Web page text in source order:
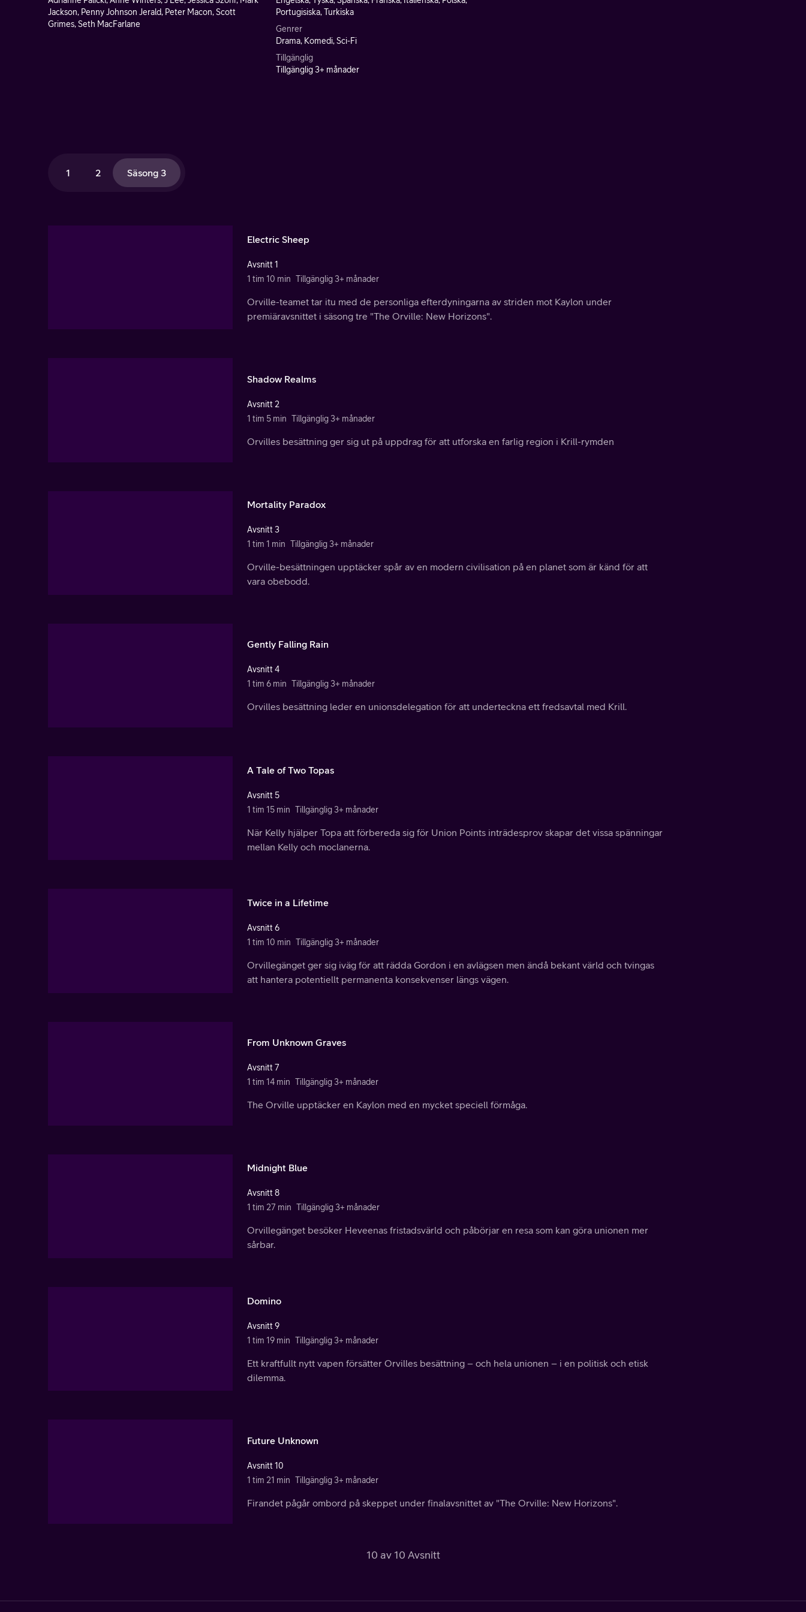
Jackson, Penny Johnson Jerald, Peter Macon, Scott
Grimes, Seth MacFarlane
Portugisiska, Turkiska
Genrer
Drama, Komedi, Sci-Fi
Tillgänglig
Tillgänglig 3+ månader
1 2 Säsong 3
Electric Sheep
Avsnitt 1
1 tim 10 min Tillgänglig 3+ månader
Orville-teamet tar itu med de personliga efterdyningarna av striden mot Kaylon under
premiäravsnittet i säsong tre "The Orville: New Horizons".
Shadow Realms
Avsnitt 2
1 tim 5 min Tillgänglig 3+ månader
Orvilles besättning ger sig ut på uppdrag för att utforska en farlig region i Krill-rymden
Mortality Paradox
Avsnitt 3
1 tim 1 min Tillgänglig 3+ månader
Orville-besättningen upptäcker spår av en modern civilisation på en planet som är känd för att
vara obebodd.
Gently Falling Rain
Avsnitt 4
1 tim 6 min Tillgänglig 3+ månader
Orvilles besättning leder en unionsdelegation för att underteckna ett fredsavtal med Krill.
A Tale of Two Topas
Avsnitt 5
1 tim 15 min Tillgänglig 3+ månader
När Kelly hjälper Topa att förbereda sig för Union Points inträdesprov skapar det vissa spänningar
mellan Kelly och moclanerna.
Twice in a Lifetime
Avsnitt 6
1 tim 10 min Tillgänglig 3+ månader
Orvillegänget ger sig iväg för att rädda Gordon i en avlägsen men ändå bekant värld och tvingas
att hantera potentiellt permanenta konsekvenser längs vägen.
From Unknown Graves
Avsnitt 7
1 tim 14 min Tillgänglig 3+ månader
The Orville upptäcker en Kaylon med en mycket speciell förmåga.
Midnight Blue
Avsnitt 8
1 tim 27 min Tillgänglig 3+ månader
Orvillegänget besöker Heveenas fristadsvärld och påbörjar en resa som kan göra unionen mer
sårbar.
Domino
Avsnitt 9
1 tim 19 min Tillgänglig 3+ månader
Ett kraftfullt nytt vapen försätter Orvilles besättning – och hela unionen – i en politisk och etisk
dilemma.
Future Unknown
Avsnitt 10
1 tim 21 min Tillgänglig 3+ månader
Firandet pågår ombord på skeppet under finalavsnittet av "The Orville: New Horizons".
10 av 10 Avsnitt